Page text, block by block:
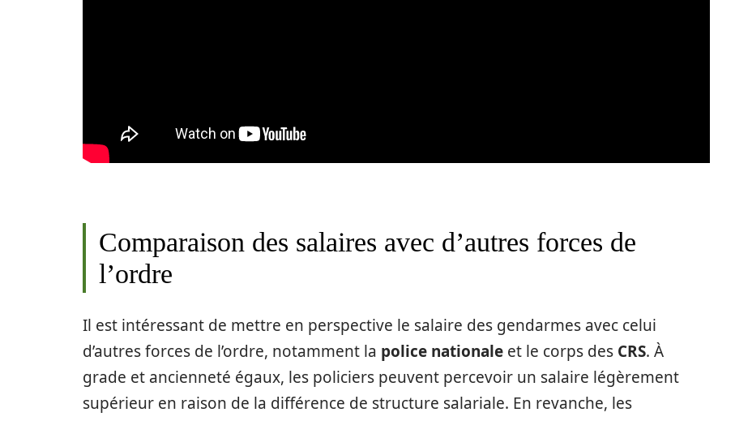
Comparaison des salaires avec d’autres forces de
l’ordre
Il est intéressant de mettre en perspective le salaire des gendarmes avec celui
d’autres forces de l’ordre, notamment la police nationale et le corps des CRS. À
grade et ancienneté égaux, les policiers peuvent percevoir un salaire légèrement
supérieur en raison de la différence de structure salariale. En revanche, les